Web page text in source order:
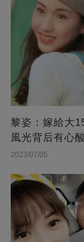
黎姿：嫁給大
風光背后有心酸
2023/07/05